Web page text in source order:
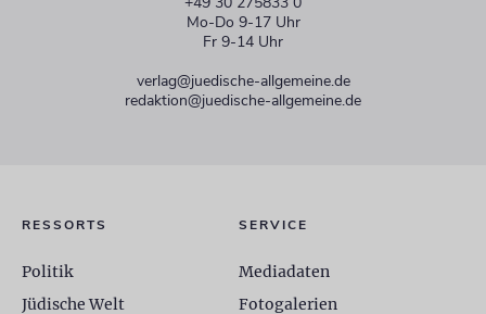
Mo-Do 9-17 Uhr
Fr 9-14 Uhr
verlag@juedische-allgemeine.de
redaktion@juedische-allgemeine.de
RESSORTS
Politik
Jüdische Welt
SERVICE
Mediadaten
Fotogalerien